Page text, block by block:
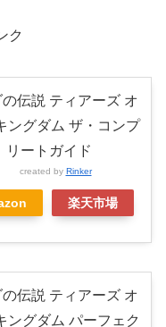
ク
伝説 ティアーズ オ
ングダム ザ・コンプ
リートガイド
created by Rinker
楽天市場
伝説 ティアーズ オ
ングダム パーフェク